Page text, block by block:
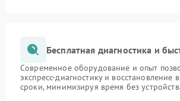
Бесплатная диагностика и
Современное оборудование и опыт
экспресс-диагностику и восстановление
сроки, минимизируя время без